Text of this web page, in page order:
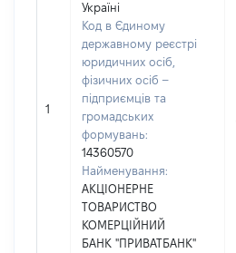
1
Україні
Код в Єдиному
державному реєстрі
юридичних осіб,
фізичних осіб –
підприємців та
громадських
формувань:
14360570
Найменування:
АКЦІОНЕРНЕ
ТОВАРИСТВО
КОМЕРЦІЙНИЙ
БАНК "ПРИВАТБАНК"